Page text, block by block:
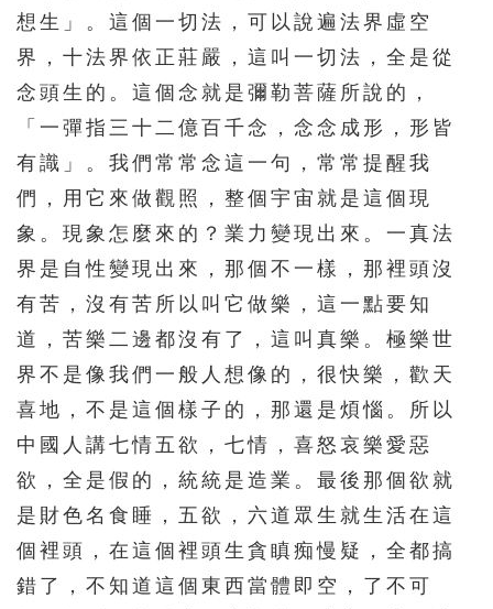
想生」。這個一切法，可以說遍法界虛空
界，十法界依正莊嚴，這叫一切法，全是從
念頭生的。這個念就是彌勒菩薩所說的，
「一彈指三十二億百千念，念念成形，形皆
有識」。我們常常念這一句，常常提醒我
們，用它來做觀照，整個宇宙就是這個現
象。現象怎麼來的？業力變現出來。一真法
界是自性變現出來，那個不一樣，那裡頭沒
有苦，沒有苦所以叫它做樂，這一點要知
道，苦樂二邊都沒有了，這叫真樂。極樂世
界不是像我們一般人想像的，很快樂，歡天
喜地，不是這個樣子的，那還是煩惱。所以
中國人講七情五欲，七情，喜怒哀樂愛惡
欲，全是假的，統統是造業。最後那個欲就
是財色名食睡，五欲，六道眾生就生活在這
個裡頭，在這個裡頭生貪瞋痴慢疑，全都搞
錯了，不知道這個東西當體即空，了不可